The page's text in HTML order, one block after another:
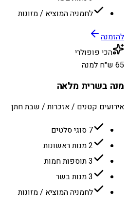
לחמניה המוציא / מזונות
להזמנה
הכי פופולרי
65 ש״ח למנה
מנה בשרית מלאה
אירועים קטנים / אזכרות / שבת חתן
7 סוגי סלטים
2 מנות ראשונות
3 תוספות חמות
3 מנות בשר
לחמניה המוציא / מזונות